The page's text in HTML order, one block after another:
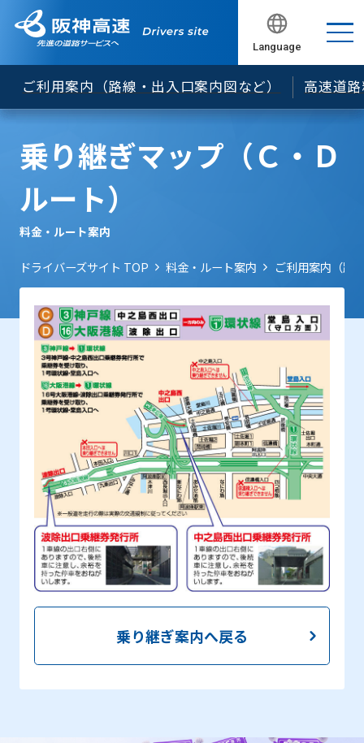
Language
ご利用案内（路線・出入口案内図など） 高速道
閉じる
閉じる
閉じる
でのＥＴＣ無線通行について
ＥＴＣ車載器の車載器管理番号の確認方法について
セキュリティ規格の変更について
「ETCカード未挿入お知らせアンテナ」のご案内
ています
松原JCT等におけるNEXCO料金の案内等について
「ＥＴＣ予告アンテナ」のご案内
旧スプリアス規格に基づいて製造されたETC車載器
について
料金所遮断棒について
閉じる
閉じる
乗り継ぎマップ（Ｃ・Ｄ
ルート）
料金・ルート案内
ドライバーズサイト TOP 料金・ルート案内 ご利用案内（路
乗り継ぎ案内へ戻る